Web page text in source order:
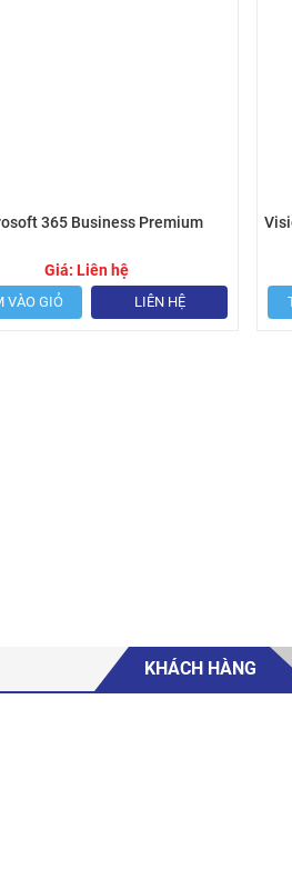
365 Business Premium
Giá:Liên hệ
VÀO GIỎ LIÊN HỆ
KHÁCH HÀNG